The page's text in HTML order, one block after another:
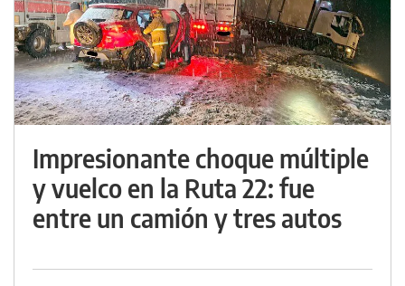
Impresionante choque múltiple
y vuelco en la Ruta 22: fue
entre un camión y tres autos